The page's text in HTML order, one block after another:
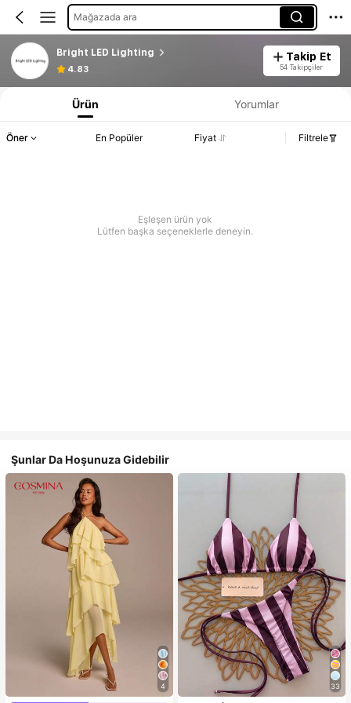
Mağazada ara
Bright LED Lighting
4.83
Takip Et
54 Takipçiler
Ürün Yorumlar
Öner En Popüler Fiyat Filtrele
Eşleşen ürün yok
Lütfen başka seçeneklerle deneyin.
Şunlar Da Hoşunuza Gidebilir
4 33